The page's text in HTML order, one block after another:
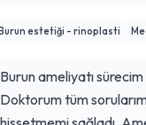
Burun estetiği - rinoplasti
Burun ameliyatı
Doktorum tüm